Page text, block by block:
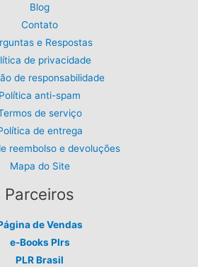
Blog
Contato
e Respostas
de privacidade
de responsabilidade
Política anti-spam
de serviço
de entrega
reembolso e devoluções
Mapa do Site
Parceiros
de Vendas
e-Books Plrs
PLR Brasil